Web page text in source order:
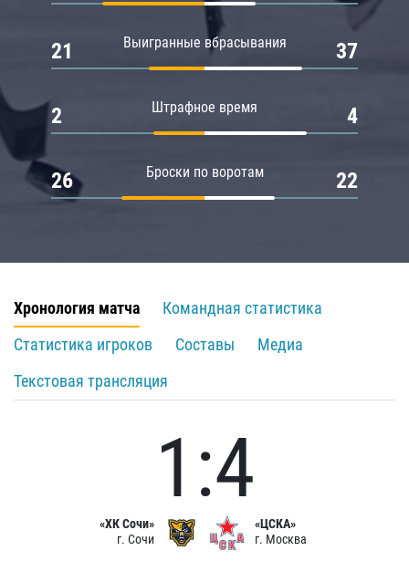
Выигранные вбрасывания
21 37
Штрафное время
2 4
Броски по воротам
26 22
Хронология матча
Командная статистика
Статистика игроков
Составы
Медиа
Текстовая трансляция
«ХК Сочи»
г. Сочи
1:4
«ЦСКА»
г. Москва